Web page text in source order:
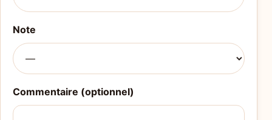
Note
Commentaire (optionnel)